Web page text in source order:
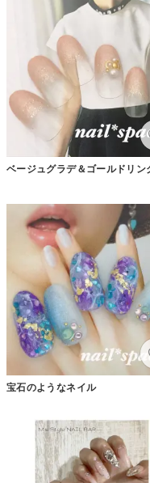
ベージュグラデ＆ゴールドリン
宝石のようなネイル